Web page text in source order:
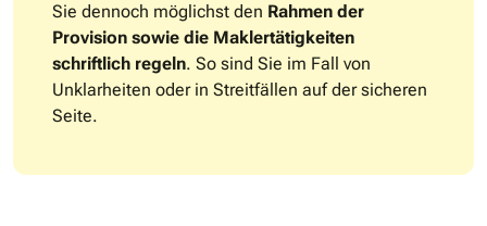
Sie dennoch möglichst den Rahmen der
Provision sowie die Maklertätigkeiten
schriftlich regeln. So sind Sie im Fall von
Unklarheiten oder in Streitfällen auf der sicheren
Seite.